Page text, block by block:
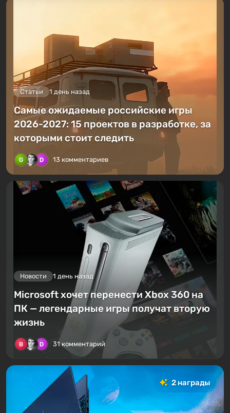
Статьи 1 день назад
Самые ожидаемые российские игры
2026-2027: 15 проектов в разработке, за
которыми стоит следить
13 комментариев
Новости 1 день назад
Microsoft хочет перенести Xbox 360 на
ПК — легендарные игры получат вторую
жизнь
31 комментарий
2 награды